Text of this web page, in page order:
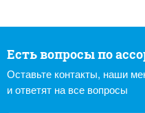
Есть вопросы по
Оставьте контакты, наши
и ответят на все вопросы